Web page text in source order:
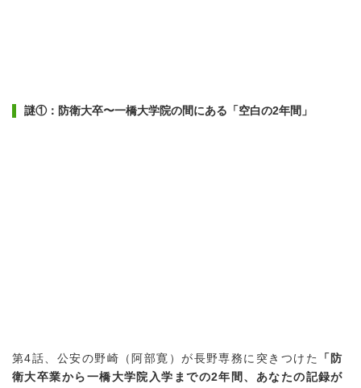
謎①：防衛大卒〜一橋大学院の間にある「空白の2年間」
第4話、公安の野崎（阿部寛）が長野専務に突きつけた
「防
衛大卒業から一橋大学院入学までの2年間、あなたの記録が